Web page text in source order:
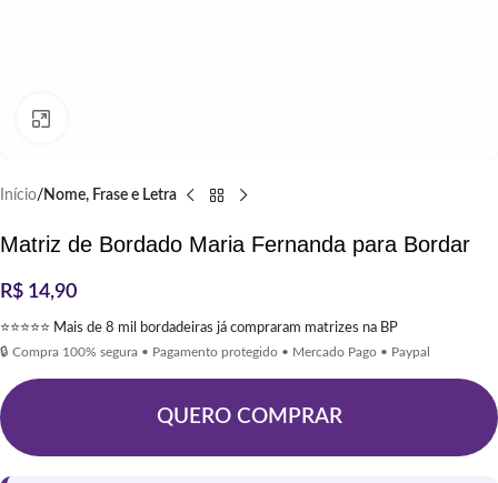
Início Nome, Frase e Letra
Matriz de Bordado Maria Fernanda para Bordar
R$ 14,90
⭐⭐⭐⭐⭐ Mais de 8 mil bordadeiras já compraram matrizes na BP
🔒 Compra 100% segura • Pagamento protegido • Mercado Pago • Paypal
QUERO COMPRAR